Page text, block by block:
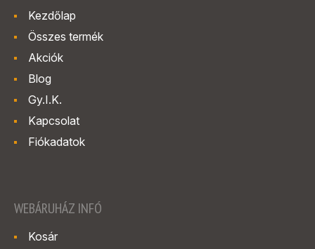
Kezdőlap
Összes termék
Akciók
Blog
Gy.I.K.
Kapcsolat
Fiókadatok
WEBÁRUHÁZ INFÓ
Kosár